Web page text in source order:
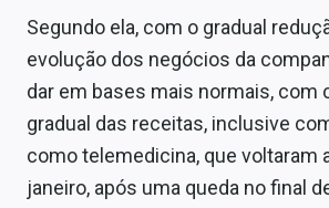
Segundo ela, com o gradual
evolução dos negócios da
dar em bases mais normais, com
gradual das receitas, inclusive
como telemedicina, que voltaram
janeiro, após uma queda no final